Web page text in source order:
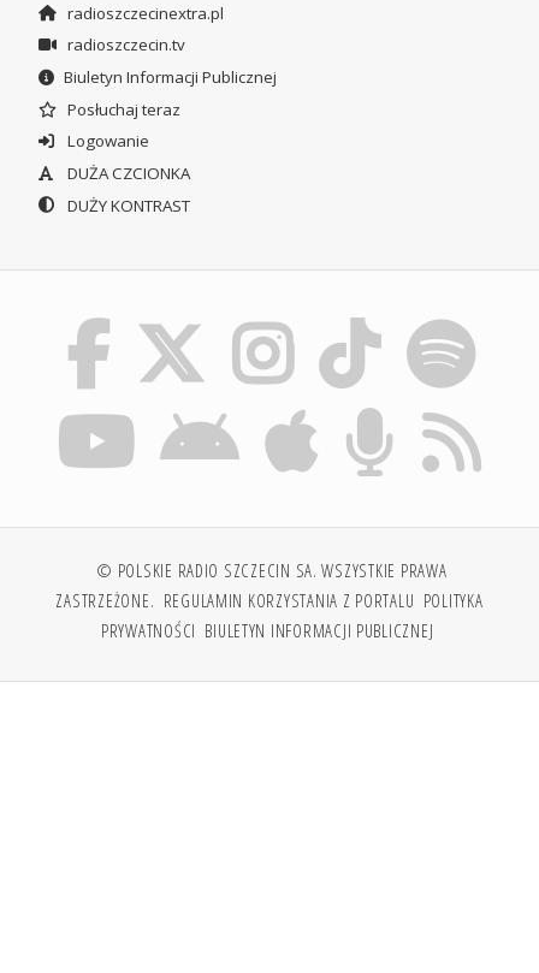
radioszczecinextra.pl
radioszczecin.tv
Biuletyn Informacji Publicznej
Posłuchaj teraz
Logowanie
DUŻA CZCIONKA
DUŻY KONTRAST
© POLSKIE RADIO SZCZECIN SA. WSZYSTKIE PRAWA
ZASTRZEŻONE. REGULAMIN KORZYSTANIA Z PORTALU POLITYKA
PRYWATNOŚCI BIULETYN INFORMACJI PUBLICZNEJ